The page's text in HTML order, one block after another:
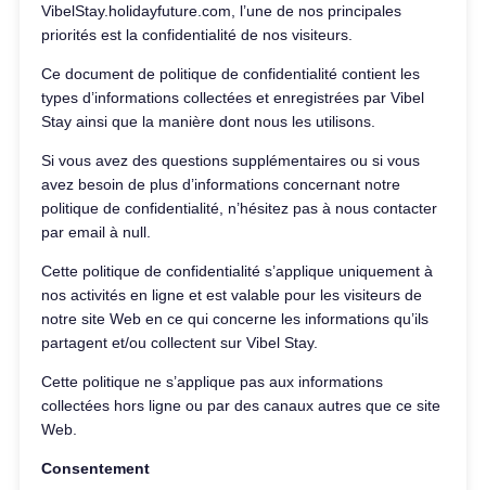
VibelStay.holidayfuture.com, l’une de nos principales
priorités est la confidentialité de nos visiteurs.
Ce document de politique de confidentialité contient les
types d’informations collectées et enregistrées par Vibel
Stay ainsi que la manière dont nous les utilisons.
Si vous avez des questions supplémentaires ou si vous
avez besoin de plus d’informations concernant notre
politique de confidentialité, n’hésitez pas à nous contacter
par email à null.
Cette politique de confidentialité s’applique uniquement à
nos activités en ligne et est valable pour les visiteurs de
notre site Web en ce qui concerne les informations qu’ils
partagent et/ou collectent sur Vibel Stay.
Cette politique ne s’applique pas aux informations
collectées hors ligne ou par des canaux autres que ce site
Web.
Consentement